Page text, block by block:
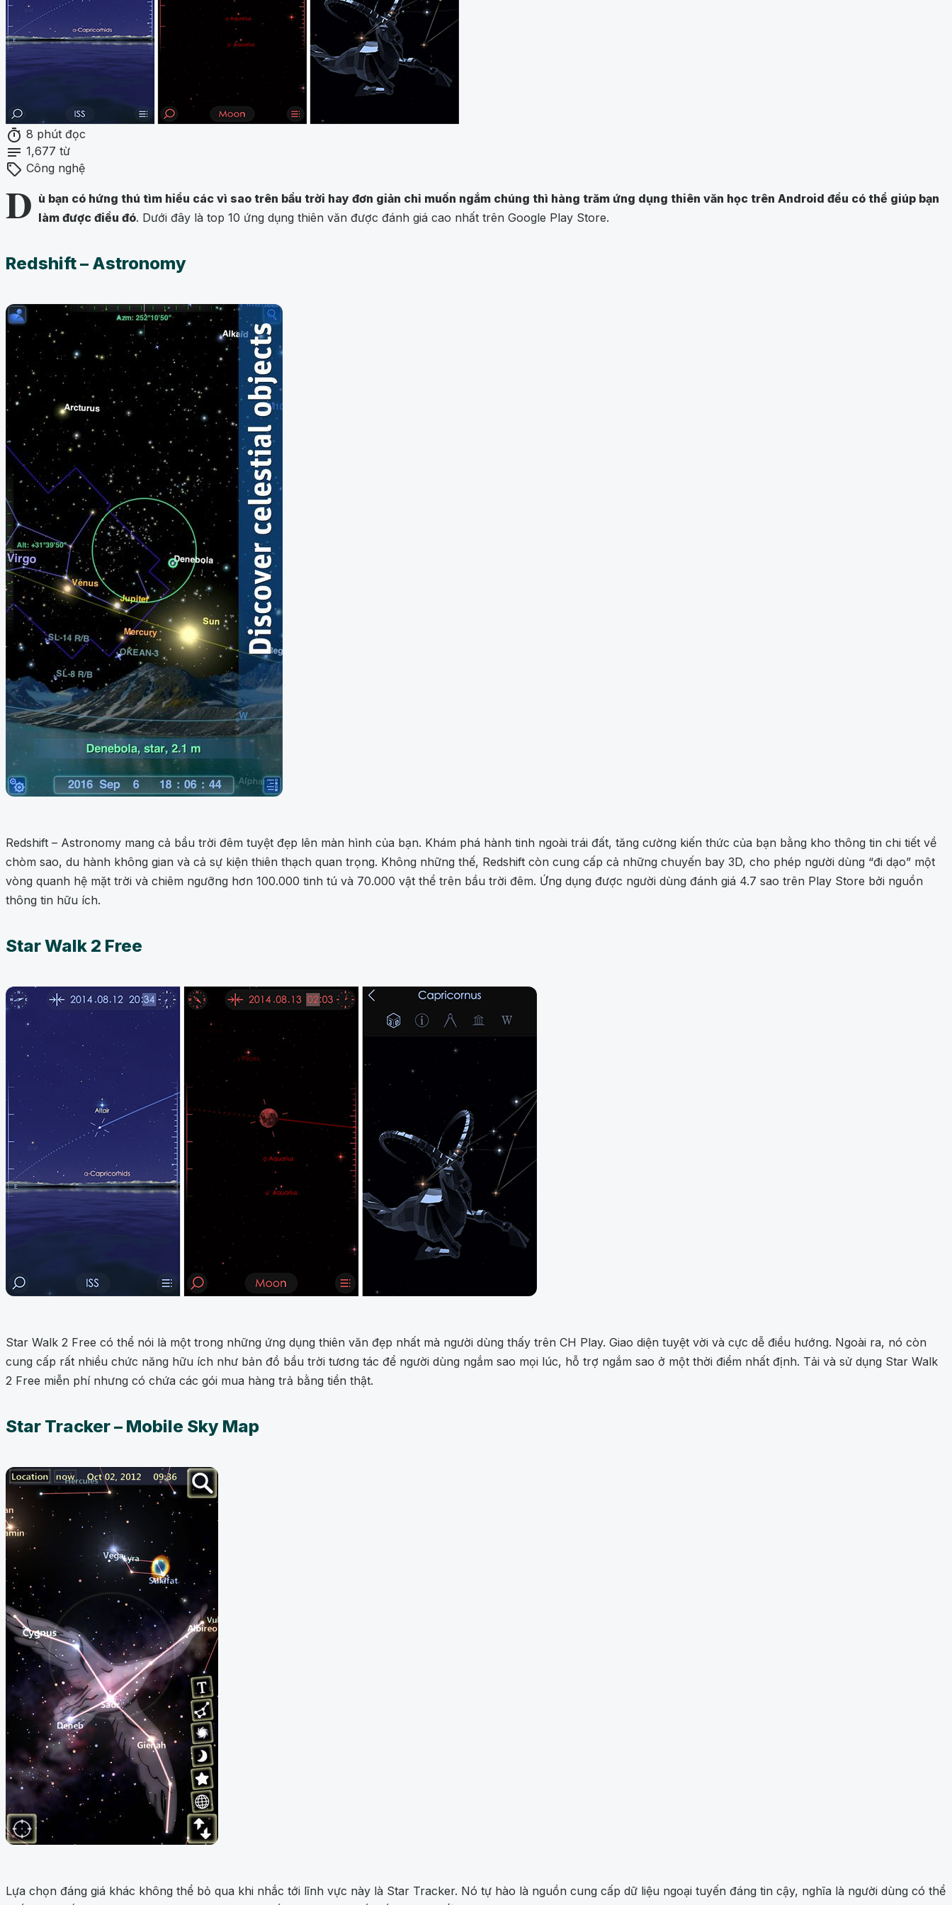
timer 8 phút đọc
notes 1,677 từ
sell Công nghệ
D ù bạn có hứng thú tìm hiểu các vì sao trên bầu trời hay đơn giản chỉ muốn ngắm chúng thì hàng trăm ứng dụng thiên văn học trên Android đều có thể giúp bạn
làm được điều đó. Dưới đây là top 10 ứng dụng thiên văn được đánh giá cao nhất trên Google Play Store.
Redshift – Astronomy
Redshift – Astronomy mang cả bầu trời đêm tuyệt đẹp lên màn hình của bạn. Khám phá hành tinh ngoài trái đất, tăng cường kiến thức của bạn bằng kho thông tin chi tiết về
chòm sao, du hành không gian và cả sự kiện thiên thạch quan trọng. Không những thế, Redshift còn cung cấp cả những chuyến bay 3D, cho phép người dùng “đi dạo” một
vòng quanh hệ mặt trời và chiêm ngưỡng hơn 100.000 tinh tú và 70.000 vật thể trên bầu trời đêm. Ứng dụng được người dùng đánh giá 4.7 sao trên Play Store bởi nguồn
thông tin hữu ích.
Star Walk 2 Free
Star Walk 2 Free có thể nói là một trong những ứng dụng thiên văn đẹp nhất mà người dùng thấy trên CH Play. Giao diện tuyệt vời và cực dễ điều hướng. Ngoài ra, nó còn
cung cấp rất nhiều chức năng hữu ích như bản đồ bầu trời tương tác để người dùng ngắm sao mọi lúc, hỗ trợ ngắm sao ở một thời điểm nhất định. Tải và sử dụng Star Walk
2 Free miễn phí nhưng có chứa các gói mua hàng trả bằng tiền thật.
Star Tracker – Mobile Sky Map
Lựa chọn đáng giá khác không thể bỏ qua khi nhắc tới lĩnh vực này là Star Tracker. Nó tự hào là nguồn cung cấp dữ liệu ngoại tuyến đáng tin cậy, nghĩa là người dùng có thể